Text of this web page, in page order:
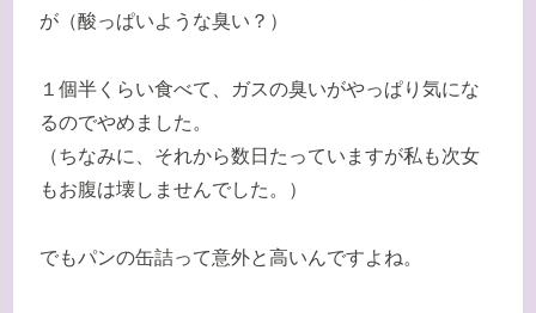
が（酸っぱいような臭い？）
１個半くらい食べて、ガスの臭いがやっぱり気にな
るのでやめました。
（ちなみに、それから数日たっていますが私も次女
もお腹は壊しませんでした。）
でもパンの缶詰って意外と高いんですよね。